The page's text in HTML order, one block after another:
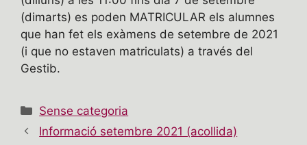
(dimarts) es poden MATRICULAR els alumnes
que han fet els exàmens de setembre de 2021
(i que no estaven matriculats) a través del
Gestib.
Categories
Sense categoria
Informació setembre 2021 (acollida)